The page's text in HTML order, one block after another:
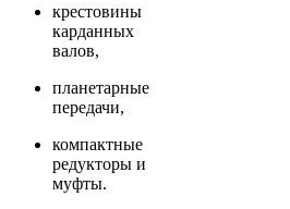
крестовины
карданных
валов,
планетарные
передачи,
компактные
редукторы и
муфты.